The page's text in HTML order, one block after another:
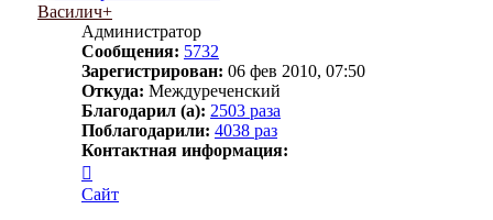
Василич+
Администратор
Сообщения: 5732
Зарегистрирован: 06 фев 2010, 07:50
Откуда: Междуреченский
Благодарил (а): 2503 раза
Поблагодарили: 4038 раз
Контактная информация:
информация
пользователя
Сайт